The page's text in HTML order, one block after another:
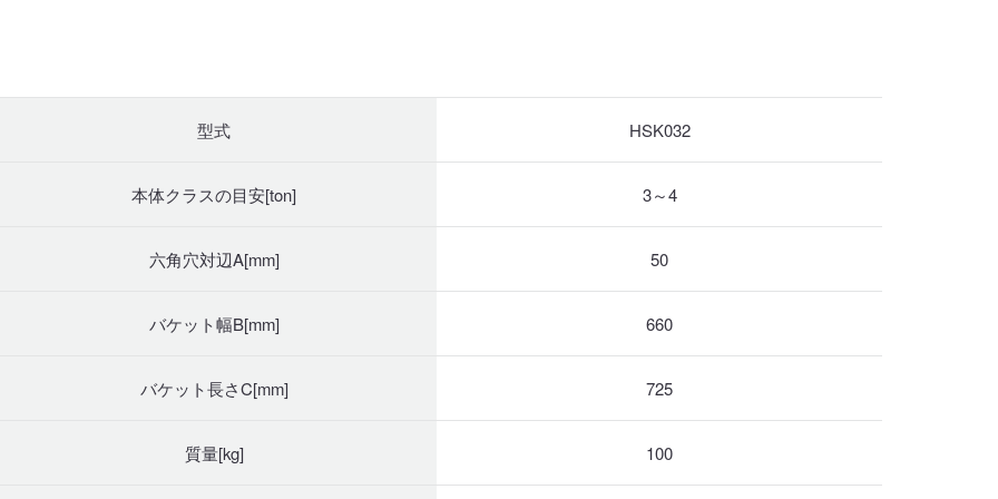
型式 HSK032
本体クラスの目安[ton] 3～4
六角穴対辺A[mm] 50
バケット幅B[mm] 660
バケット長さC[mm] 725
質量[kg] 100